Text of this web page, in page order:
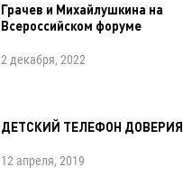
Грачев и Михайлушкина на
Всероссийском форуме
2 декабря, 2022
ДЕТСКИЙ ТЕЛЕФОН ДОВЕРИЯ
12 апреля, 2019